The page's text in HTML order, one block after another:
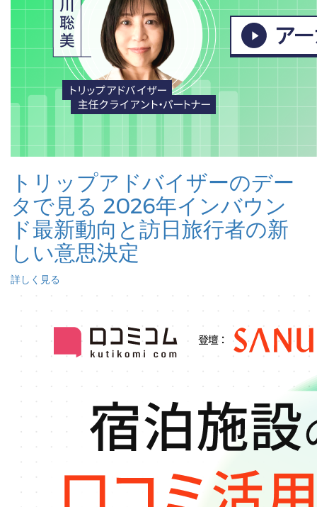
トリップアドバイザーのデー
タで見る 2026年インバウン
ド最新動向と訪日旅行者の新
しい意思決定
詳しく見る